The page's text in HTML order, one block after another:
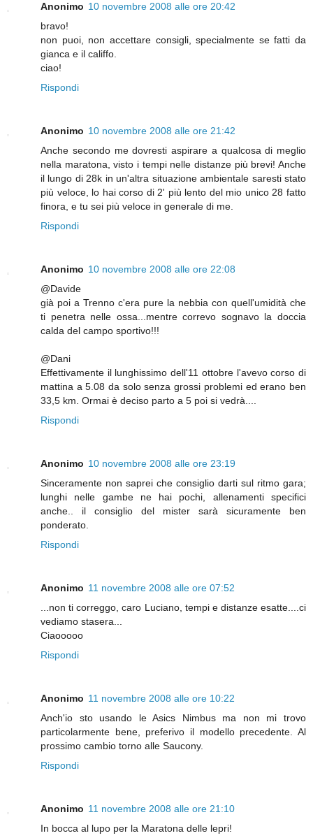
Anonimo 10 novembre 2008 alle ore 20:42
bravo!
non puoi, non accettare consigli, specialmente se fatti da
gianca e il califfo.
ciao!
Rispondi
Anonimo 10 novembre 2008 alle ore 21:42
Anche secondo me dovresti aspirare a qualcosa di meglio
nella maratona, visto i tempi nelle distanze più brevi! Anche
il lungo di 28k in un'altra situazione ambientale saresti stato
più veloce, lo hai corso di 2' più lento del mio unico 28 fatto
finora, e tu sei più veloce in generale di me.
Rispondi
Anonimo 10 novembre 2008 alle ore 22:08
@Davide
già poi a Trenno c'era pure la nebbia con quell'umidità che
ti penetra nelle ossa...mentre correvo sognavo la doccia
calda del campo sportivo!!!
@Dani
Effettivamente il lunghissimo dell'11 ottobre l'avevo corso di
mattina a 5.08 da solo senza grossi problemi ed erano ben
33,5 km. Ormai è deciso parto a 5 poi si vedrà....
Rispondi
Anonimo 10 novembre 2008 alle ore 23:19
Sinceramente non saprei che consiglio darti sul ritmo gara;
lunghi nelle gambe ne hai pochi, allenamenti specifici
anche.. il consiglio del mister sarà sicuramente ben
ponderato.
Rispondi
Anonimo 11 novembre 2008 alle ore 07:52
...non ti correggo, caro Luciano, tempi e distanze esatte....ci
vediamo stasera...
Ciaooooo
Rispondi
Anonimo 11 novembre 2008 alle ore 10:22
Anch'io sto usando le Asics Nimbus ma non mi trovo
particolarmente bene, preferivo il modello precedente. Al
prossimo cambio torno alle Saucony.
Rispondi
Anonimo 11 novembre 2008 alle ore 21:10
In bocca al lupo per la Maratona delle lepri!